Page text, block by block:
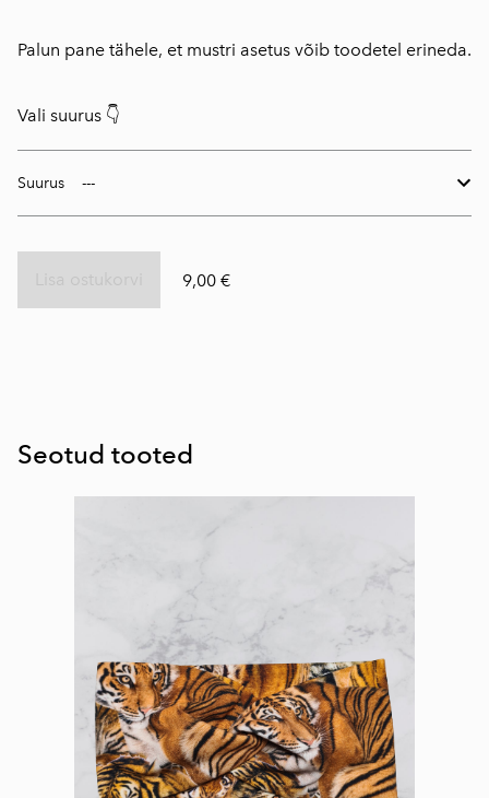
Palun pane tähele, et mustri asetus võib toodetel erineda.
Vali suurus 👇
Suurus
9,00 €
Seotud tooted